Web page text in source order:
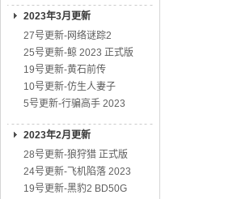
2023年3月更新
27号更新-网络谜踪2
25号更新-鲸 2023 正式版
19号更新-黄石前传
10号更新-仿生人妻子
5号更新-行骗高手 2023
2023年2月更新
28号更新-狼狩猎 正式版
24号更新-飞机陷落 2023
19号更新-黑豹2 BD50G